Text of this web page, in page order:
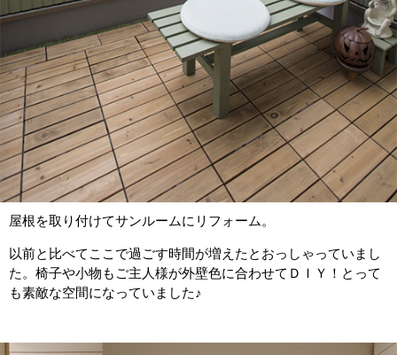
屋根を取り付けてサンルームにリフォーム。
以前と比べてここで過ごす時間が増えたとおっしゃっていまし
た。椅子や小物もご主人様が外壁色に合わせてＤＩＹ！とって
も素敵な空間になっていました♪